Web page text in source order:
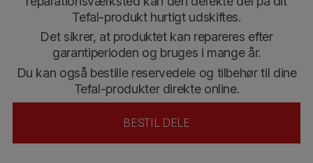
Tefal-produkt hurtigt udskiftes.
Det sikrer, at produktet kan repareres efter
garantiperioden og bruges i mange år.
Du kan også bestille reservedele og tilbehør til dine
Tefal-produkter direkte online.
BESTIL DELE